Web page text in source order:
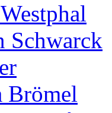
Schwarck
Brömel